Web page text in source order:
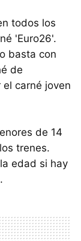
todos los
'Euro26'.
basta con
de
carné joven
de 14
trenes.
edad si hay